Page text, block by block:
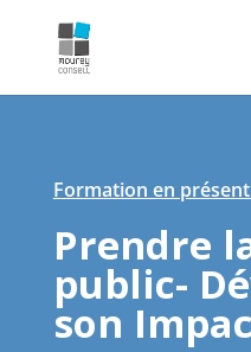
Formation en
Prendre
public-
son